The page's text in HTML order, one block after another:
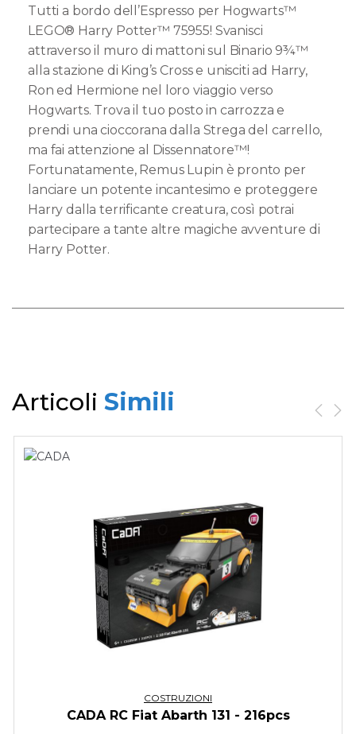
Tutti a bordo dell’Espresso per Hogwarts™
LEGO® Harry Potter™ 75955! Svanisci
attraverso il muro di mattoni sul Binario 9¾™
alla stazione di King’s Cross e unisciti ad Harry,
Ron ed Hermione nel loro viaggio verso
Hogwarts. Trova il tuo posto in carrozza e
prendi una cioccorana dalla Strega del carrello,
ma fai attenzione al Dissennatore™!
Fortunatamente, Remus Lupin è pronto per
lanciare un potente incantesimo e proteggere
Harry dalla terrificante creatura, così potrai
partecipare a tante altre magiche avventure di
Harry Potter.
Articoli Simili
COSTRUZIONI
CADA RC Fiat Abarth 131 - 216pcs